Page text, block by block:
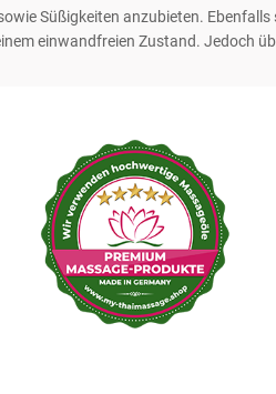
Süßigkeiten anzubieten.
einwandfreien Zustand. Jedoch